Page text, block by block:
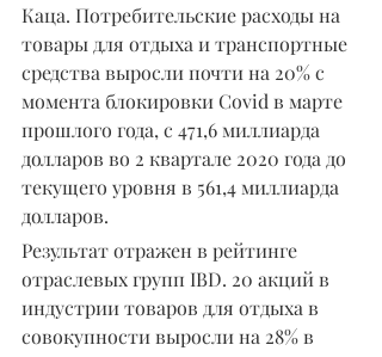
Каца. Потребительские расходы на
товары для отдыха и транспортные
средства выросли почти на 20% с
момента блокировки Covid в марте
прошлого года, с 471,6 миллиарда
долларов во 2 квартале 2020 года до
текущего уровня в 561,4 миллиарда
долларов.
Результат отражен в рейтинге
отраслевых групп IBD. 20 акций в
индустрии товаров для отдыха в
совокупности выросли на 28% в